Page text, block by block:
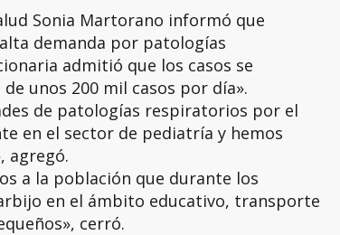
Sonia Martorano informó que
demanda por patologías
admitió que los casos se
unos 200 mil casos por día».
de patologías respiratorios por el
en el sector de pediatría y hemos
agregó.
a la población que durante los
en el ámbito educativo, transporte
cerró.